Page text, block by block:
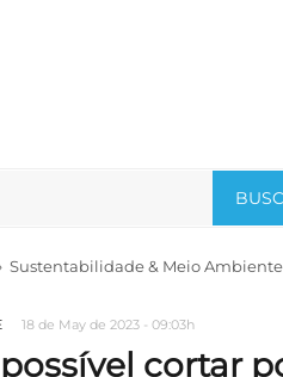
Sustentabilidade & Meio Ambiente
18 de May de 2023 - 09:03h
cortar